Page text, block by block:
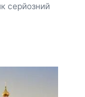
серйозний